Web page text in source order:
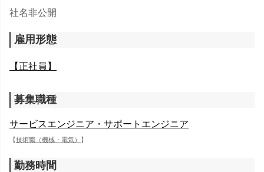
社名非公開
雇用形態
【正社員】
募集職種
サービスエンジニア・サポートエンジニア
【技術職（機械・電気） 】
勤務時間